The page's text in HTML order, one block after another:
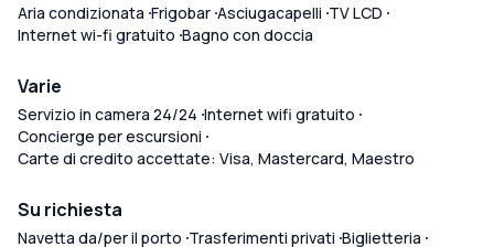
Aria condizionata Frigobar Asciugacapelli TV LCD
Internet wi-fi gratuito Bagno con doccia
Varie
Servizio in camera 24/24 Internet wifi gratuito
Concierge per escursioni
Carte di credito accettate: Visa, Mastercard, Maestro
Su richiesta
Navetta da/per il porto Trasferimenti privati Biglietteria